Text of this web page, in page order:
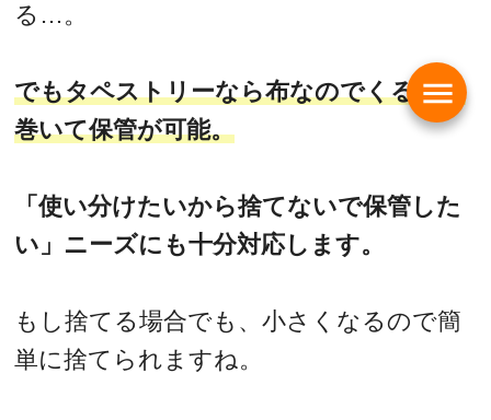
る…。
でもタペストリーなら布なのでくるくる
巻いて保管が可能。
「使い分けたいから捨てないで保管した
い」ニーズにも十分対応します。
もし捨てる場合でも、小さくなるので簡
単に捨てられますね。
menu